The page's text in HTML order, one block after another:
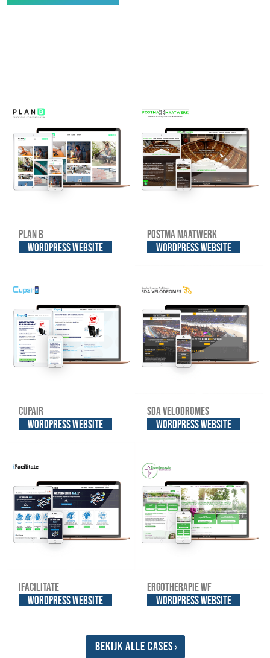
Plan B
WordPress website
Postma Maatwerk
WordPress website
Cupair
WordPress website
SDA Velodromes
WordPress website
iFacilitate
WordPress website
Ergotherapie WF
WordPress website
Bekijk alle cases